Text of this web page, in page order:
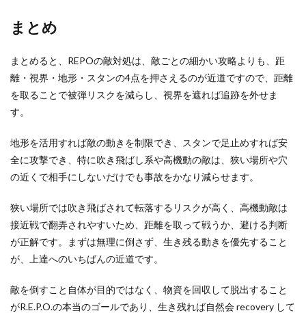
まとめ
まとめると、REPOの敵対処は、敵ごとの細かい攻略よりも、距
離・視界・地形・スタンの4点を押さえるのが近道ですので、距離
を取ることで被弾リスクを減らし、視界を遮れば追跡を外せま
す。
地形を活用すれば敵の動きを制限でき、スタンで足止めすれば安
全に攻撃でき、特に吹き飛ばし系や高機動の敵は、狭い場所や穴
の近くで相手にしないだけでも事故をかなり減らせます。
狭い場所では吹き飛ばされて転落するリスクが高く、高機動敵は
接近戦で翻弄されやすいため、距離を取って戦うか、避ける判断
が正解です。まずは無理に倒さず、生き残る動きを優先すること
が、上達へのいちばんの近道です。
敵を倒すこと自体が目的ではなく、物資を回収して脱出すること
がR.E.P.O.の本当のゴールであり、生き残れば自然会 recovery して